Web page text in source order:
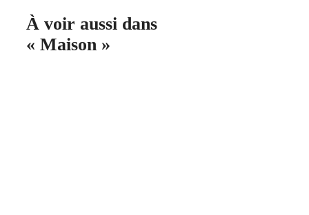
À voir aussi dans
« Maison »